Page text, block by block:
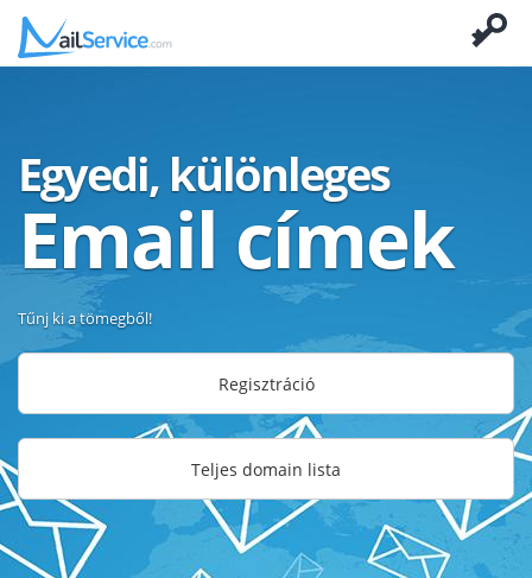
Egyedi, különleges
Email címek
Tűnj ki a tömegből!
Regisztráció
Teljes domain lista